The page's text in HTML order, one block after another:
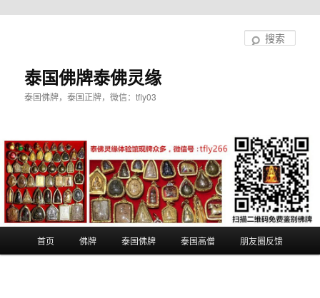
泰国佛牌泰佛灵缘
泰国佛牌，泰国正牌，微信：tfly03
首页 佛牌 泰国佛牌 泰国高僧 朋友圈反馈